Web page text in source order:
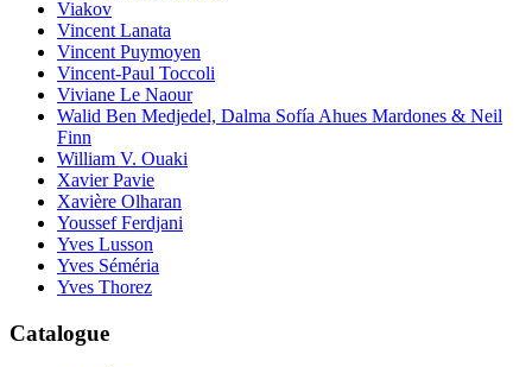
Viakov
Vincent Lanata
Vincent Puymoyen
Vincent-Paul Toccoli
Viviane Le Naour
Walid Ben Medjedel, Dalma Sofía Ahues Mardones & Neil
Finn
William V. Ouaki
Xavier Pavie
Xavière Olharan
Youssef Ferdjani
Yves Lusson
Yves Séméria
Yves Thorez
Catalogue